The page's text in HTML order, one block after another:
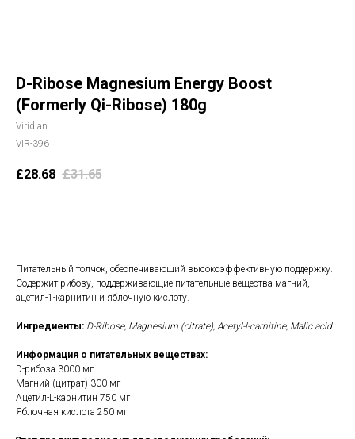
D-Ribose Magnesium Energy Boost
(Formerly Qi-Ribose) 180g
Viridian
VIR-396
£28.68 £31.65
Питательный толчок, обеспечивающий высокоэффективную поддержку.
Содержит рибозу, поддерживающие питательные вещества магний,
ацетил-1-карнитин и яблочную кислоту.
Ингредиенты: D-Ribose, Magnesium (citrate), Acetyl-l-carnitine, Malic acid
Информация о питательных веществах:
D-рибоза 3000 мг
Магний (цитрат) 300 мг
Ацетил-L-карнитин 750 мг
Яблочная кислота 250 мг